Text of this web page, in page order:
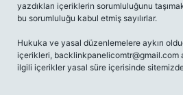
yazdıkları içeriklerin sorumluluğunu
bu sorumluluğu kabul etmiş sayılırlar.
Hukuka ve yasal düzenlemelere aykırı
içerikleri, backlinkpanelicomtr@gmail.com
ilgili içerikler yasal süre içerisinde